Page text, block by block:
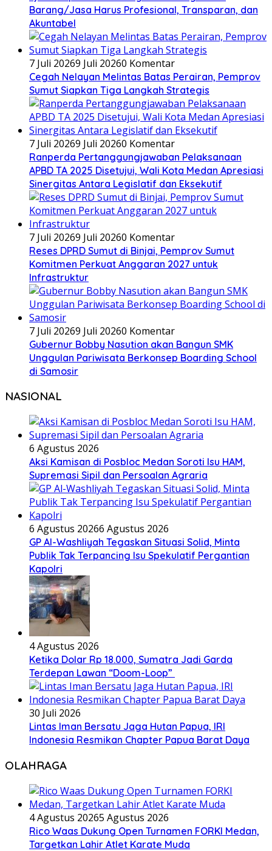
Barang/Jasa Harus Profesional, Transparan, dan
Akuntabel
7 Juli 20269 Juli 20260 Komentar
Cegah Nelayan Melintas Batas Perairan, Pemprov
Sumut Siapkan Tiga Langkah Strategis
7 Juli 20269 Juli 20260 Komentar
Ranperda Pertanggungjawaban Pelaksanaan
APBD TA 2025 Disetujui, Wali Kota Medan Apresiasi
Sinergitas Antara Legislatif dan Eksekutif
7 Juli 20269 Juli 20260 Komentar
Reses DPRD Sumut di Binjai, Pemprov Sumut
Komitmen Perkuat Anggaran 2027 untuk
Infrastruktur
7 Juli 20269 Juli 20260 Komentar
Gubernur Bobby Nasution akan Bangun SMK
Unggulan Pariwisata Berkonsep Boarding School
di Samosir
NASIONAL
6 Agustus 2026
Aksi Kamisan di Posbloc Medan Soroti Isu HAM,
Supremasi Sipil dan Persoalan Agraria
6 Agustus 20266 Agustus 2026
GP Al-Washliyah Tegaskan Situasi Solid, Minta
Publik Tak Terpancing Isu Spekulatif Pergantian
Kapolri
4 Agustus 2026
Ketika Dolar Rp 18.000, Sumatra Jadi Garda
Terdepan Lawan “Doom-Loop”
30 Juli 2026
Lintas Iman Bersatu Jaga Hutan Papua, IRI
Indonesia Resmikan Chapter Papua Barat Daya
OLAHRAGA
4 Agustus 20265 Agustus 2026
Rico Waas Dukung Open Turnamen FORKI Medan,
Targetkan Lahir Atlet Karate Muda